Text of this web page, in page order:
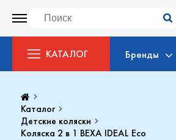
КАТАЛОГ Бренды
Каталог
Детские коляски
Коляска 2 в 1 BEXA IDEAL Eco